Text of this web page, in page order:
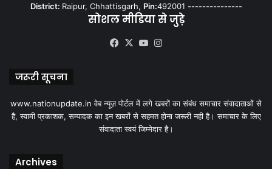
District: Raipur, Chhattisgarh, Pin:492001 ---------------
सोशल मीडिया से जुड़े
Facebook
X YouTube
जरूरी सूचना
www.nationupdate.in वेब न्यूज़ पोर्टल में लगे खबरों का संबंध समाचार संवादाताओं से
है, स्वामी प्रकाशक, सम्पादक का इन खबरों से सहमत होना जरूरी नही है। समाचार के लिए
संवादाता स्वयं जिम्मेदार है।
Archives